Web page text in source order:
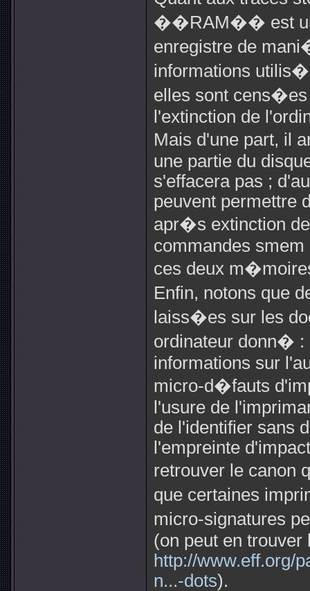
��RAM�� est
enregistre de
informations
elles sont
l'extinction de
Mais d'une part, il
une partie du
s'effacera pas ;
peuvent permettre
apr�s extinction
commandes
ces deux
Enfin, notons que
laiss�es sur les
ordinateur donn�
informations sur
micro-d�fauts
l'usure de
de l'identifier sans
l'empreinte
retrouver le canon
que certaines
micro-signatures
(on peut en trouver
http://www.eff.org/
n...-dots).